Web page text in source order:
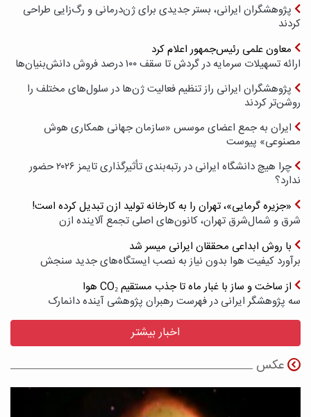
پژوهشگران ایرانی، بستر جدیدی برای ژن‌درمانی و رگ‌زایی طراحی
کردند
معاون علمی رئیس‌جمهور اعلام کرد
ارائه تسهیلات سرمایه در گردش تا سقف ۱۰۰ درصد فروش دانش‌بنیان‌ها
پژوهشگران ایرانی راز تنظیم فعالیت ژن‌ها در سلول‌های مختلف را
روشن‌تر کردند
ایران به جمع اعضای موسس «سازمان جهانی همکاری هوش
مصنوعی» پیوست
چرا هیچ دانشگاه ایرانی در رتبه‌بندی تأثیرگذاری تایمز ۲۰۲۶ حضور
ندارد؟
«جزیره گرمایی»، تهران را به کارخانه تولید ازن تبدیل کرده است!
شرق و شمال‌شرق تهران، کانون‌های اصلی تجمع آلاینده ازن
با روش ابداعی محققان ایرانی میسر شد
برآورد کیفیت هوا بدون نیاز به نصب ایستگاه‌های جدید سنجش
از ساخت و ساز با غبار ماه تا جذب مستقیم CO₂ هوا
سه پژوهشگر ایرانی در فهرست رهبران پژوهشی آینده دانمارک
اخبار بیشتر
عکس